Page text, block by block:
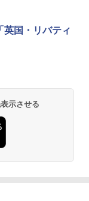
Nikka ウィスキ
カクリア ウヰス
スキー】 大容量
ウイスキー ハ
り 85g×12個 日清
プ麺
こつ味 35g×15個
メン ミニカップ
ウトドアにも ロ
い おやつカン
レンジ 25L 一人
ットテーブル ス
19種搭載 角皿
ーブンレンジ 23
WF232-B シンプ
暮らし 二人暮ら
英国・リバティ
示させる